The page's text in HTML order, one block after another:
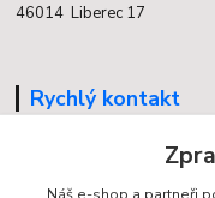
46014 Liberec 17
Rychlý kontakt